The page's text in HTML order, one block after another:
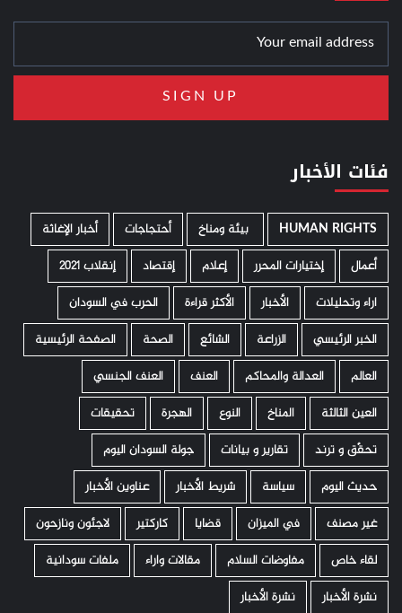
فئات الأخبار
HUMAN RIGHTS ­ بيئة ومناخ أحتجاجات
أخبار الإغاثة
أعمال
إختيارات المحرر إعلام إقتصاد
إنقلاب 2021
اراء وتحليلات
الأخبار الأكثر قراءة
الحرب في السودان
الخبر الرئيسي
الزراعة الشائع الصحة
الصفحة الرئيسية
العالم
العدالة والمحاكم العنف
العنف الجنسي
العين الثالثة
المناخ النوع الهجرة
تحقيقات
تحقّق و ترند
تقارير و بيانات
جولة السودان اليوم
حديث اليوم
سياسة شريط الأخبار
عناوين الأخبار
غير مصنف
في الميزان قضايا كاركتير
لاجئون ونازحون
لقاء خاص
مفاوضات السلام مقالات واراء
ملفات سودانية
نشرة الأخبار
نشرة الأخبار